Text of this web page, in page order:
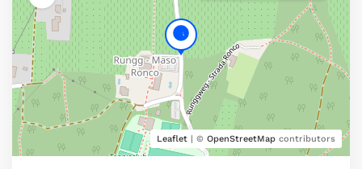
Leaflet | © OpenStreetMap contributors